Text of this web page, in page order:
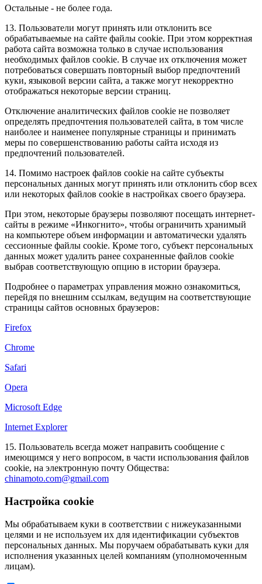
Остальные - не более года.
13. Пользователи могут принять или отклонить все
обрабатываемые на сайте файлы cookie. При этом корректная
работа сайта возможна только в случае использования
необходимых файлов cookie. В случае их отключения может
потребоваться совершать повторный выбор предпочтений
куки, языковой версии сайта, а также могут некорректно
отображаться некоторые версии страниц.
Отключение аналитических файлов cookie не позволяет
определять предпочтения пользователей сайта, в том числе
наиболее и наименее популярные страницы и принимать
меры по совершенствованию работы сайта исходя из
предпочтений пользователей.
14. Помимо настроек файлов cookie на сайте субъекты
персональных данных могут принять или отклонить сбор всех
или некоторых файлов cookie в настройках своего браузера.
При этом, некоторые браузеры позволяют посещать интернет-
сайты в режиме «Инкогнито», чтобы ограничить хранимый
на компьютере объем информации и автоматически удалять
сессионные файлы cookie. Кроме того, субъект персональных
данных может удалить ранее сохраненные файлов cookie
выбрав соответствующую опцию в истории браузера.
Подробнее о параметрах управления можно ознакомиться,
перейдя по внешним ссылкам, ведущим на соответствующие
страницы сайтов основных браузеров:
Firefox
Chrome
Safari
Opera
Microsoft Edge
Internet Explorer
15. Пользователь всегда может направить сообщение с
имеющимся у него вопросом, в части использования файлов
сookie, на электронную почту Общества:
chinamoto.com@gmail.com
Настройка cookie
Мы обрабатываем куки в соответствии с нижеуказанными
целями и не используем их для идентификации субъектов
персональных данных. Мы поручаем обрабатывать куки для
исполнения указанных целей компаниям (уполномоченным
лицам).